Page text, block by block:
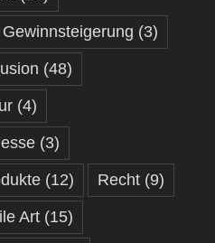
Gewinnsteigerung (3)
(48)
(4)
(3)
(12) Recht (9)
Art (15)